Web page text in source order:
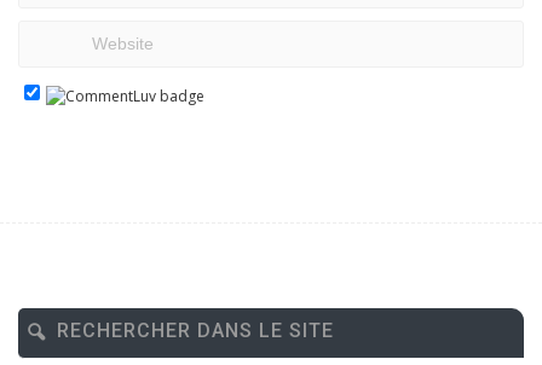
RECHERCHER DANS LE SITE